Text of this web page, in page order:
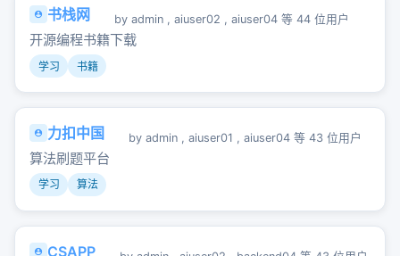
书栈网 by admin , aiuser02 , aiuser04 等 44 位用户
开源编程书籍下载
学习 书籍
力扣中国 by admin , aiuser01 , aiuser04 等 43 位用户
算法刷题平台
学习 算法
CSAPP